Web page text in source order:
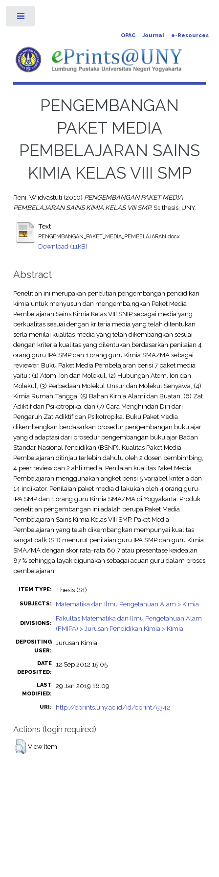
OPAC Journal e-Resources
PENGEMBANGAN
PAKET MEDIA
PEMBELAJARAN SAINS
KIMIA KELAS VIII SMP
Reni, W'idvastuti (2010) PENGEMBANGAN PAKET MEDIA
PEMBELAJARAN SAINS KIMIA KELAS VIII SMP.S1 thesis, UNY.
Text
PENGEMBANGAN_PAKET_MEDIA_PEMBELAJARAN.docx
Download (11kB)
Abstract
Penelitian ini merupakan penelitian pengembangan pendidikan
kimia untuk menyusun dan mengemba,ngkan Paket Media
Pembelajaran Sains Kimia Kelas VIII SNIP sebagai media yang
berkualitas sesuai dengan kriteria media yang telah ditentukan
serla menilai kualitas media yang telah dikembangkan sesuai
dengan kriteria kualitas yang dilentukan berdasarkan penilaian 4
orang guru IPA SMP dan 1 orang guru Kimia SMA/MA sebagai
reviewer. Buku Paket Media Pembelajaran berisi 7 paket media
yaitu : (1) Atom, Ion dan Molekul, (2) Hubungan Atom, Ion dan
Molekul, (3) Perbedaan Molekul Unsur dan Molekul Senyawa, (4)
Kimia Rumah Tangga, (5) Bahan Kirnia Alami dan Buatan, (6) Zat
Adiktif dan Psikotropika, dan (7) Cara Menghindari Diri dari
Pengaruh Zat Adiktif dan Psikotropika. Buku Paket Media
dikembangkan berdasarkan prosedur pengembangan buku ajar
yang diadaptasi dari prosedur pengembangan buku ajar Badan
Standar Nasional I'endidikan (BSNP). Kualitas Paket Media
Pembelajaran ditinjau terlebih dahulu oleh 2 dosen pembimbing,
4 peer review,dan 2 ahli media. Penilaian kualitas I'aket Media
Pembelajaran menggunakan angket berisi 5 variabel kriteria dan
14 indikator. Penilaian paket media dilakukan oleh 4 orang guru
IPA SMP dan 1 orang guru Kimia SMA/MA di Yogyakarta. Produk
penelitian pengembangan ini adalah berupa Paket Media
Pembelajaran Sains Kimia Kelas VIII SMP. Paket Media
Pembelajaran yang telah dikembangkan mempunyai kualitas
sangat balk (SB) menurut penilaian guru IPA SMP dan guru Kimia
SMA/MA dengan skor rata-rata 60,7 atau presentase keidealan
87 % sehingga layak digunakan sebagai acuan guru dalam proses
pembelajaran.
ITEM TYPE: Thesis (S1)
SUBJECTS: Matematika dan Ilmu Pengetahuan Alam > Kimia
DIVISIONS:
Fakultas Matematika dan Ilmu Pengetahuan Alam
(FMIPA) > Jurusan Pendidikan Kimia > Kimia
DEPOSITING
USER:
Jurusan Kimia
DATE
DEPOSITED:
12 Sep 2012 15:05
LAST
MODIFIED:
29 Jan 2019 16:09
URI: http://eprints.uny.ac.id/id/eprint/5342
Actions (login required)
View Item